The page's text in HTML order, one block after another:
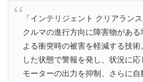
「インテリジェント クリアランス
クルマの進行方向に障害物がある
よる衝突時の被害を軽減する技
した状態で警報を発し、状況に
モーターの出力を抑制、さらに